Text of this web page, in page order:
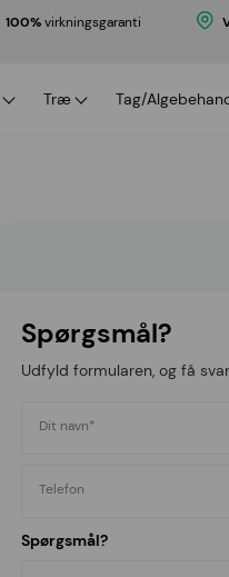
100%virkningsgaranti
Træ Tag/
Spørgsmål?
Udfyld formularen, og få
Dit navn*
Telefon
Spørgsmål?